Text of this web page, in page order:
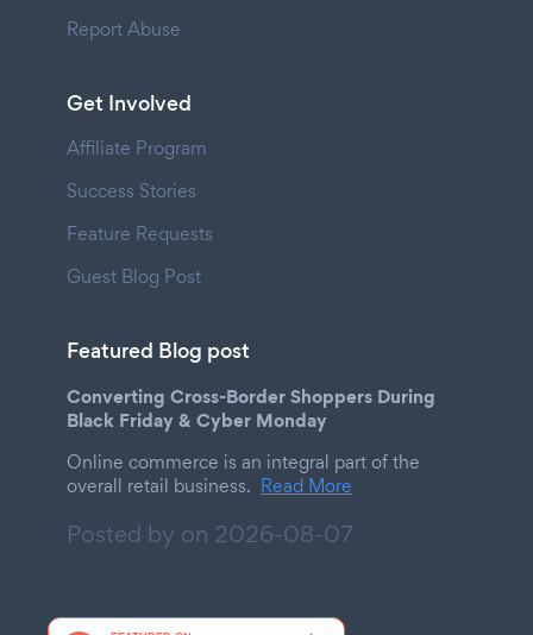
Report Abuse
Get Involved
Affiliate Program
Success Stories
Feature Requests
Guest Blog Post
Featured Blog post
Converting Cross-Border Shoppers During
Black Friday & Cyber Monday
Online commerce is an integral part of the
overall retail business. Read More
Posted by on 2026-08-07